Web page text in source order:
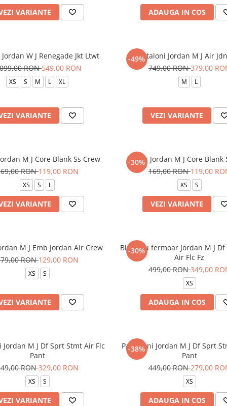
VARIANTE ADAUGA IN COS
Jordan W J Renegade Jkt Ltwt
RON549,00 RON
XS S M L XL
VARIANTE
-49%
Pantaloni Jordan M J Air
749,00 RON379,00
M L
VEZI VARIANTE
M J Core Blank Ss Crew
RON119,00 RON
XS S L
VARIANTE
-30%
Tricou Jordan M J Core Blank
169,00 RON119,00
XS S
VEZI VARIANTE
M J Emb Jordan Air Crew
RON129,00 RON
XS S
VARIANTE
-30%
Bluza cu fermoar Jordan M J
Air Flc Fz
499,00 RON349,00
XS
ADAUGA IN COS
Jordan M J Df Sprt Stmt Air Flc
Pant
RON329,00 RON
XS S
VARIANTE
-38%
Pantaloni Jordan M J Df Sprt
Pant
449,00 RON279,00
XS
ADAUGA IN COS